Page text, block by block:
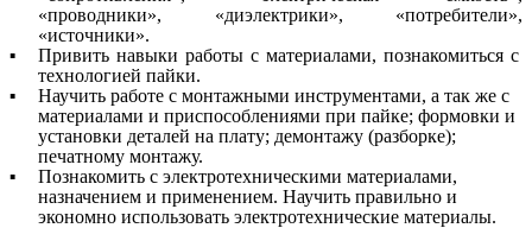
«проводники», «диэлектрики», «потребители»,
«источники».
Привить навыки работы с материалами, познакомиться с
технологией пайки.
Научить работе с монтажными инструментами, а так же с
материалами и приспособлениями при пайке; формовки и
установки деталей на плату; демонтажу (разборке);
печатному монтажу.
Познакомить с электротехническими материалами,
назначением и применением. Научить правильно и
экономно использовать электротехнические материалы.